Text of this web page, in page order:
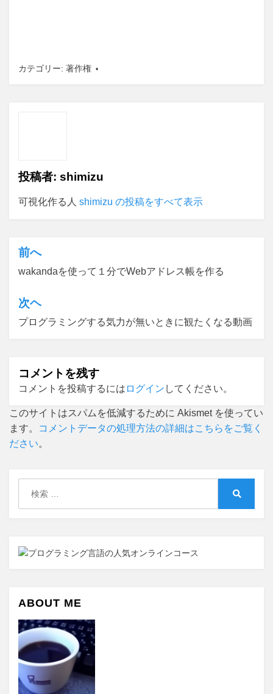
カテゴリー: 著作権
投稿者: shimizu
可視化作る人 shimizu の投稿をすべて表示
投
稿
ナ
ビ
シ
ョ
ン
前へ
wakandaを使って１分でWebアドレス帳を作る
次ヘ
プログラミングする気力が無いときに観たくなる動画
コメントを残す
コメントを投稿するには ログイン してください。
このサイトはスパムを低減するために Akismet を使ってい
ます。
コメントデータの処理方法の詳細はこちらをご覧く
ださい。
ABOUT ME